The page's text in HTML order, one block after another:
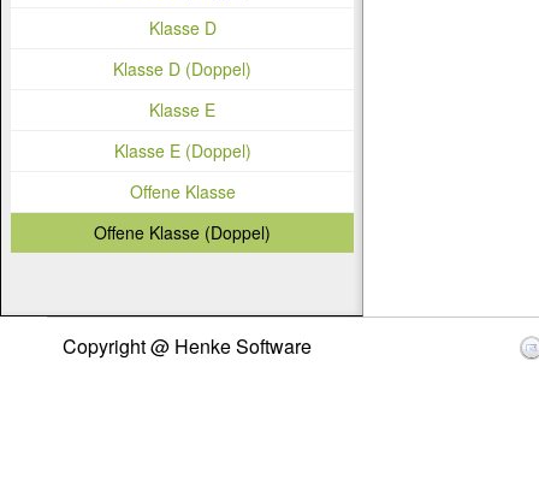
Klasse D
Klasse D (Doppel)
Klasse E
Klasse E (Doppel)
Offene Klasse
Offene Klasse (Doppel)
Copyright @ Henke Software